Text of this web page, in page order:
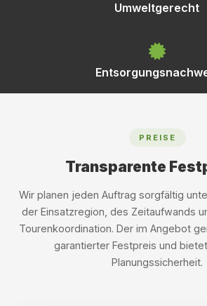
Umweltgerecht
PREISE
Transparente
Wir planen jeden Auftrag sorgfältig
der Einsatzregion, des Zeitaufwands
Tourenkoordination. Der im Angebot
garantierter Festpreis und
Planungssicherheit.